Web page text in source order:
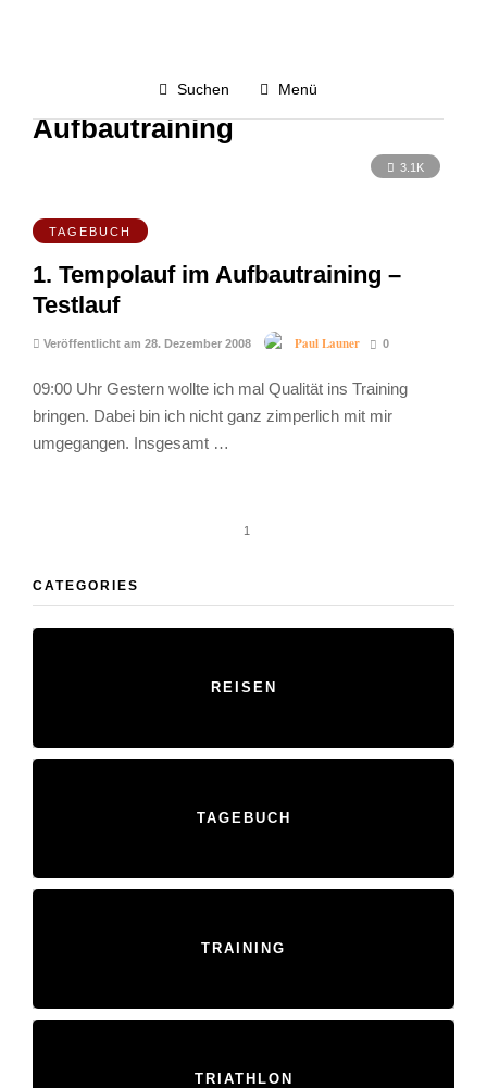
Suchen Menü
Steigerungslauf –
Aufbautraining
3.1K
TAGEBUCH
1. Tempolauf im Aufbautraining –
Testlauf
Veröffentlicht am 28. Dezember 2008 Paul Launer 0
09:00 Uhr Gestern wollte ich mal Qualität ins Training
bringen. Dabei bin ich nicht ganz zimperlich mit mir
umgegangen. Insgesamt …
1
CATEGORIES
REISEN
TAGEBUCH
TRAINING
TRIATHLON